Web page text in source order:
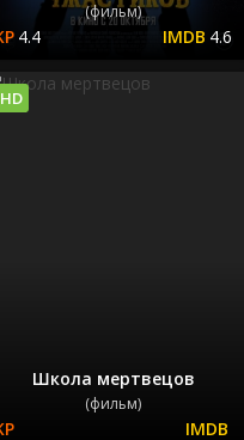
(фильм)
4.4 4.6
Школа мертвецов
(фильм)
HD